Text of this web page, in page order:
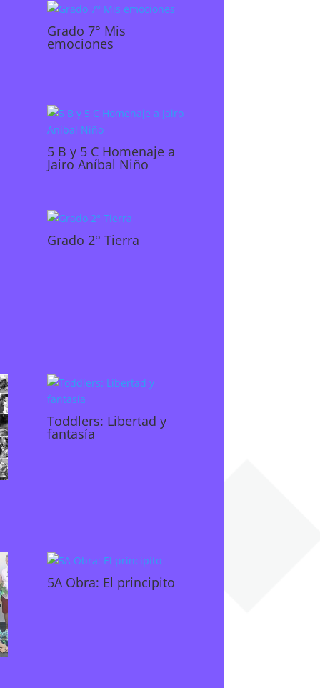
Grado 7° Mis
emociones
5 B y 5 C Homenaje a
Jairo Aníbal Niño
Grado 2° Tierra
Toddlers: Libertad y
fantasía
5A Obra: El principito